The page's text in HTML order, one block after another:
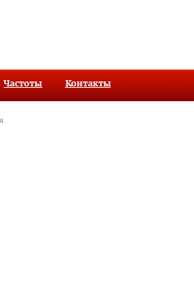
Частоты Контакты